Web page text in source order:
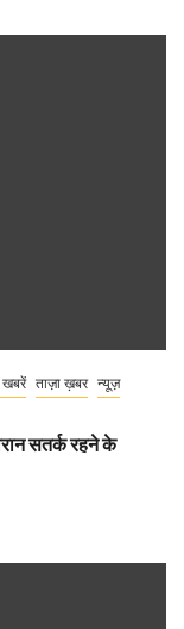
खबरें ताज़ा ख़बर न्यूज़
सतर्क रहने के